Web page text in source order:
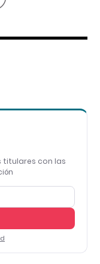
titulares con las